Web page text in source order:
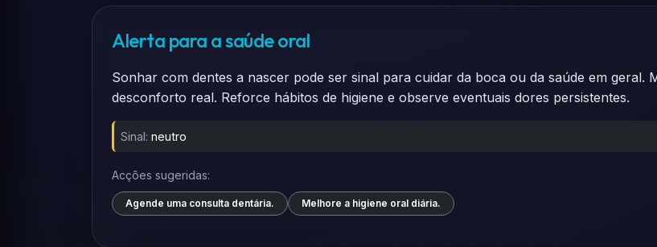
Alerta para a saúde oral
Sonhar com dentes a nascer pode ser sinal para cuidar da boca ou da saúde em geral.
desconforto real. Reforce hábitos de higiene e observe eventuais dores persistentes.
Sinal: neutro
Acções sugeridas:
Agende uma consulta dentária. Melhore a higiene oral diária.